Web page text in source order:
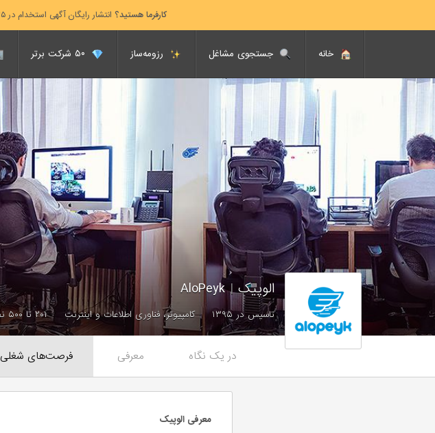
کارفرما هستید؟ انتشار رایگان آگهی استخدام در ۲۵ استان و ۲۶ دسته‌بندی شغلی
خانه جستجوی مشاغل رزومه‌ساز
الوپیک|
AloPeyk
تاسیس در ۱۳۹۵ کامپیوتر، فناوری اطلاعات و اینترنت ۲۰۱ تا ۵۰۰ نفر
در یک نگاه معرفی فرصت‌های شغلی
معرفی الوپیک